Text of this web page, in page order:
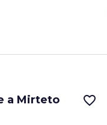
a Mirteto favorite_border